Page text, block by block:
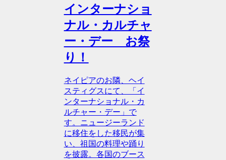
インターナショ
ナル・カルチャ
ー・デー お祭
り！
ネイピアのお隣、ヘイ
スティグスにて、「イ
ンターナショナル・カ
ルチャー・デー」で
す。ニュージーランド
に移住をした移民が集
い、祖国の料理や踊り
を披露。各国のブース